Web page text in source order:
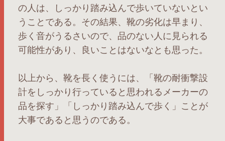
の人は、しっかり踏み込んで歩いていないとい
うことである。その結果、靴の劣化は早まり、
歩く音がうるさいので、品のない人に見られる
可能性があり、良いことはないなとも思った。
以上から、靴を長く使うには、「靴の耐衝撃設
計をしっかり行っていると思われるメーカーの
品を探す」「しっかり踏み込んで歩く」ことが
大事であると思うのである。